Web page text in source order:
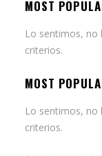
MOST
Lo sentimos, no
criterios.
MOST
Lo sentimos, no
criterios.